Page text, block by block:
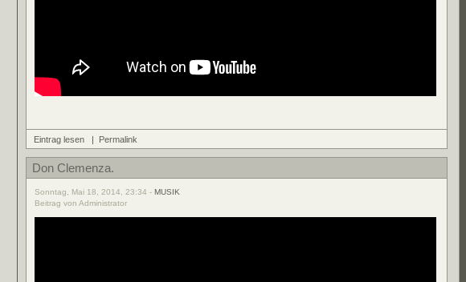
Eintrag lesen | Permalink
Don Clemenza.
Sonntag, Mai 18, 2014, 23:34 - MUSIK
Beitrag von Administrator